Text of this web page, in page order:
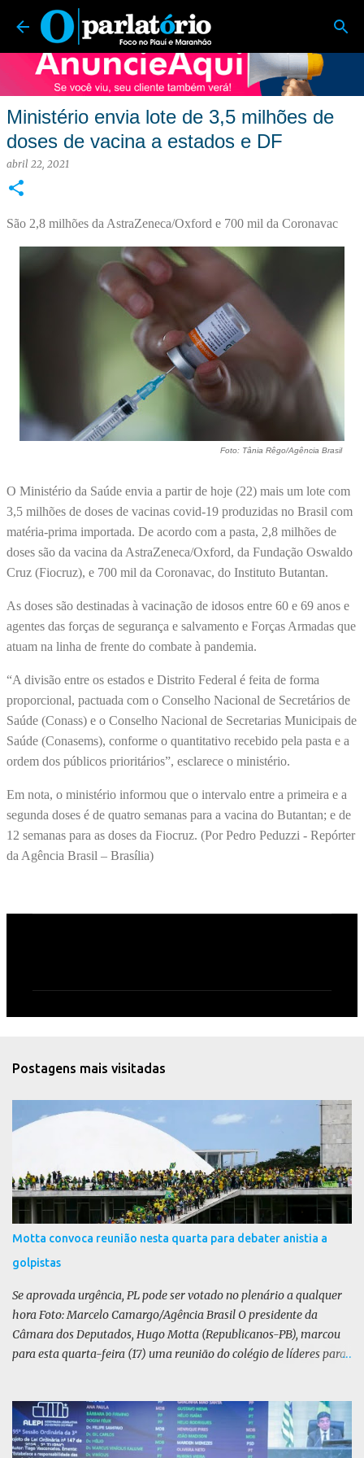
Pular para o conteúdo principal
O Parlatório | Foco no Piauí e Maranhão
Ministério envia lote de 3,5 milhões de
doses de vacina a estados e DF
abril 22, 2021
São 2,8 milhões da AstraZeneca/Oxford e 700 mil da Coronavac
Foto: Tânia Rêgo/Agência Brasil
O Ministério da Saúde envia a partir de hoje (22) mais um lote com
3,5 milhões de doses de vacinas covid-19 produzidas no Brasil com
matéria-prima importada. De acordo com a pasta, 2,8 milhões de
doses são da vacina da AstraZeneca/Oxford, da Fundação Oswaldo
Cruz (Fiocruz), e 700 mil da Coronavac, do Instituto Butantan.
As doses são destinadas à vacinação de idosos entre 60 e 69 anos e
agentes das forças de segurança e salvamento e Forças Armadas que
atuam na linha de frente do combate à pandemia.
“A divisão entre os estados e Distrito Federal é feita de forma
proporcional, pactuada com o Conselho Nacional de Secretários de
Saúde (Conass) e o Conselho Nacional de Secretarias Municipais de
Saúde (Conasems), conforme o quantitativo recebido pela pasta e a
ordem dos públicos prioritários”, esclarece o ministério.
Em nota, o ministério informou que o intervalo entre a primeira e a
segunda doses é de quatro semanas para a vacina do Butantan; e de
12 semanas para as doses da Fiocruz. (Por Pedro Peduzzi - Repórter
da Agência Brasil – Brasília)
á
r
i
Postagens mais visitadas
Motta convoca reunião nesta quarta para debater anistia a
golpistas
Se aprovada urgência, PL pode ser votado no plenário a qualquer
hora Foto: Marcelo Camargo/Agência Brasil O presidente da
Câmara dos Deputados, Hugo Motta (Republicanos-PB), marcou
para esta quarta-feira (17) uma reunião do colégio de líderes para
disse, em uma rede social, que a reunião vai “deliberar sobre a
urgência dos projetos que tratam do acontecido em 8 de janeiro de
2023”. Se aprovada urgência, o PL poderia ser votado no Plenário a